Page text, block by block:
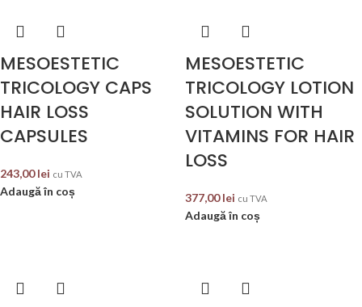
MESOESTETIC
TRICOLOGY CAPS
HAIR LOSS
CAPSULES
243,00lei cu TVA
Adaugă în coș
MESOESTETIC
TRICOLOGY LOTION
SOLUTION WITH
VITAMINS FOR HAIR
LOSS
377,00lei cu TVA
Adaugă în coș